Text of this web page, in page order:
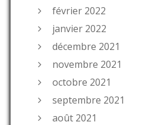
février 2022
janvier 2022
décembre 2021
novembre 2021
octobre 2021
septembre 2021
août 2021